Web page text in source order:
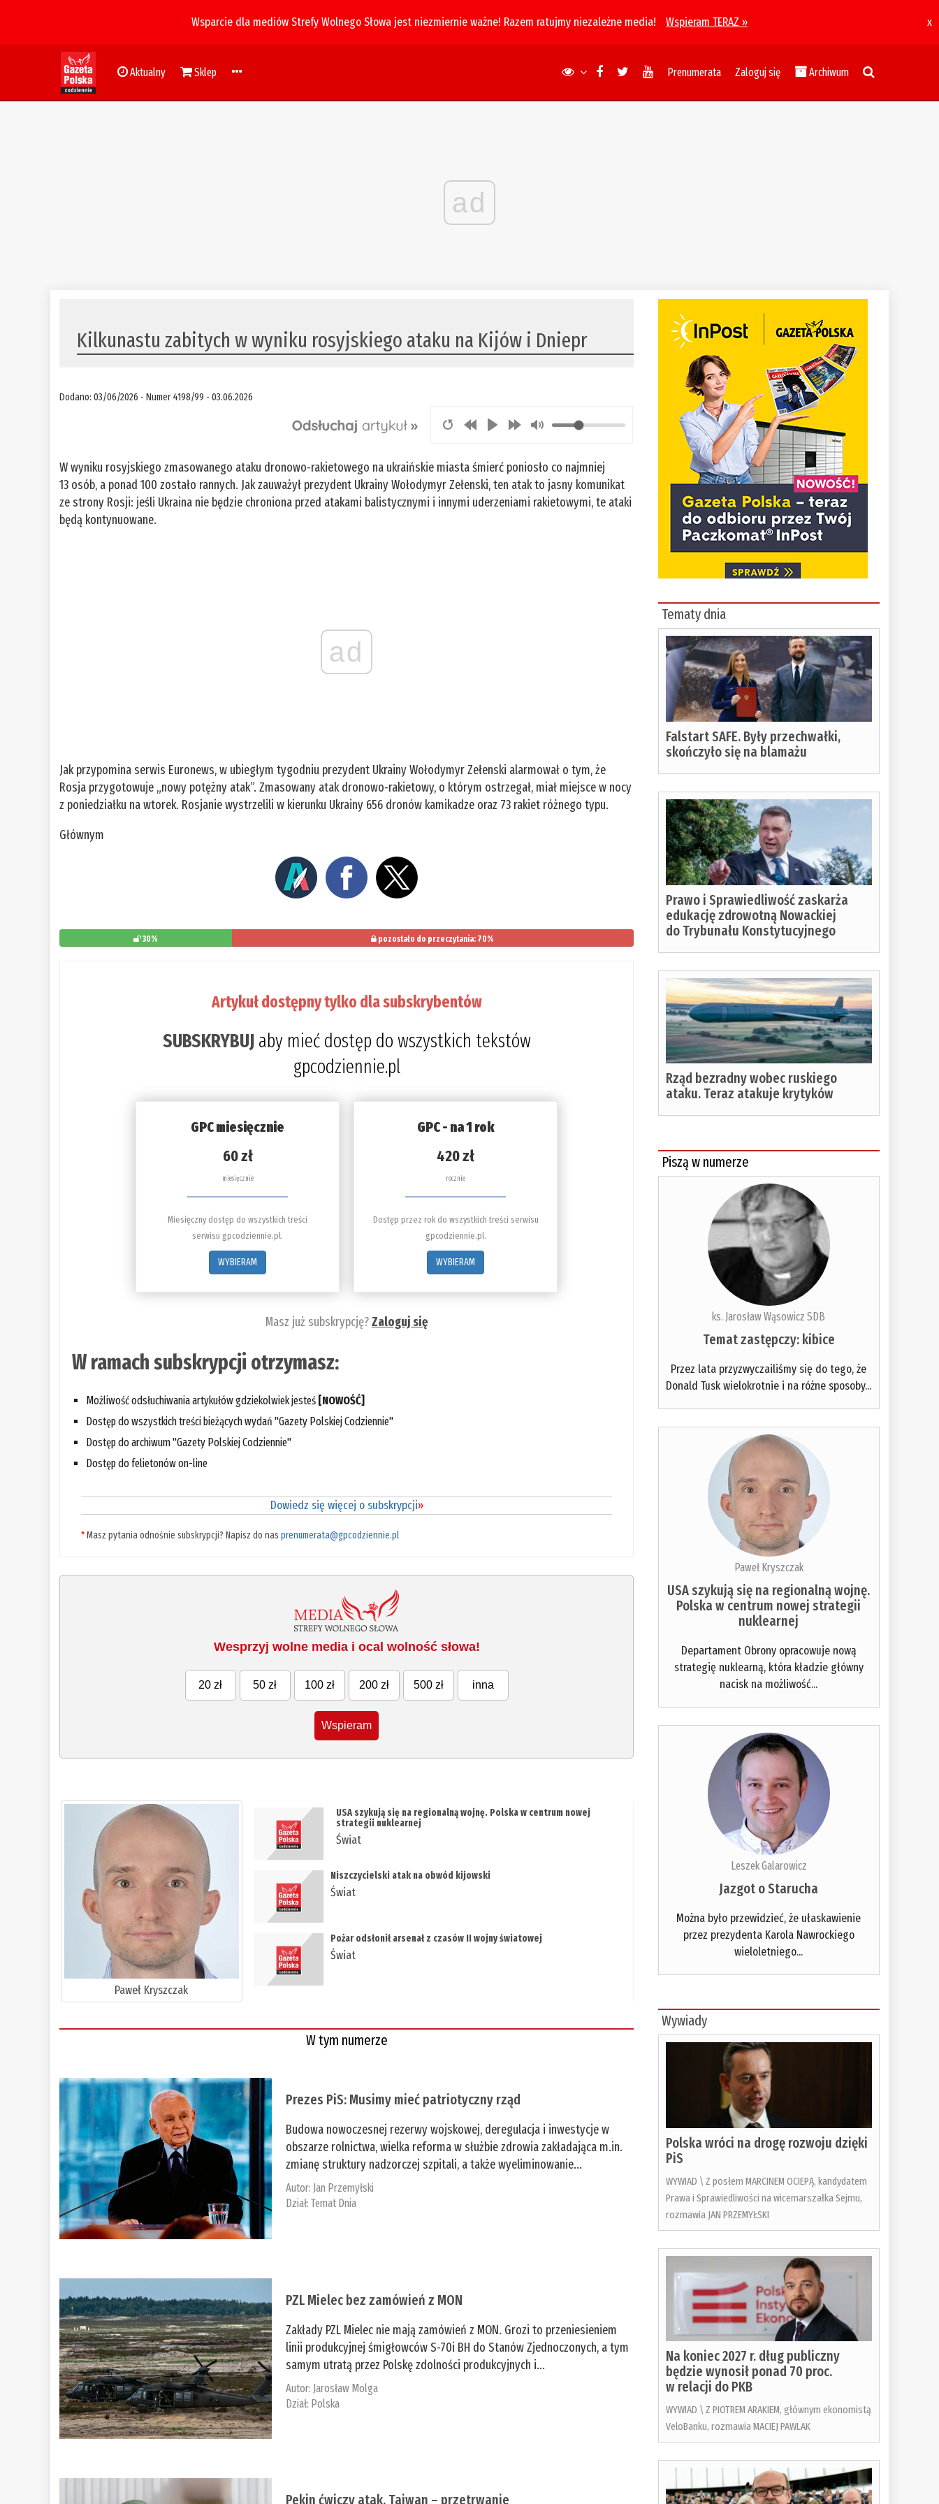
Wsparcie dla mediów Strefy Wolnego Słowa jest niezmiernie ważne! Razem ratujmy niezależne media! Wspieram TERAZ » x
Aktualny Sklep Prenumerata Zaloguj się Archiwum
ad
Kilkunastu zabitych w wyniku rosyjskiego ataku na Kijów i Dniepr
Dodano: 03/06/2026 - Numer 4198/99 - 03.06.2026
W wyniku rosyjskiego zmasowanego ataku dronowo-rakietowego na ukraińskie miasta śmierć poniosło co najmniej
13 osób, a ponad 100 zostało rannych. Jak zauważył prezydent Ukrainy Wołodymyr Zełenski, ten atak to jasny komunikat
ze strony Rosji: jeśli Ukraina nie będzie chroniona przed atakami balistycznymi i innymi uderzeniami rakietowymi, te ataki
będą kontynuowane.
ad
Jak przypomina serwis Euronews, w ubiegłym tygodniu prezydent Ukrainy Wołodymyr Zełenski alarmował o tym, że
Rosja przygotowuje „nowy potężny atak”. Zmasowany atak dronowo-rakietowy, o którym ostrzegał, miał miejsce w nocy
z poniedziałku na wtorek. Rosjanie wystrzelili w kierunku Ukrainy 656 dronów kamikadze oraz 73 rakiet różnego typu.
Głównym
30% pozostało do przeczytania: 70%
Artykuł dostępny tylko dla subskrybentów
SUBSKRYBUJaby mieć dostęp do wszystkich tekstów
gpcodziennie.pl
GPC miesięcznie
60 zł
miesięcznie
Miesięczny dostęp do wszystkich treści
serwisu gpcodziennie.pl.
WYBIERAM
GPC - na 1 rok
420 zł
rocznie
Dostęp przez rok do wszystkich treści serwisu
gpcodziennie.pl.
WYBIERAM
Masz już subskrypcję?Zaloguj się
W ramach subskrypcji otrzymasz:
Możliwość odsłuchiwania artykułów gdziekolwiek jesteś [NOWOŚĆ]
Dostęp do wszystkich treści bieżących wydań "Gazety Polskiej Codziennie"
Dostęp do archiwum "Gazety Polskiej Codziennie"
Dostęp do felietonów on-line
Dowiedz się więcej o subskrypcji»
*Masz pytania odnośnie subskrypcji? Napisz do nasprenumerata@gpcodziennie.pl
Wesprzyj wolne media i ocal wolność słowa!
20 zł 50 zł 100 zł 200 zł 500 zł inna
Wspieram
Paweł Kryszczak
USA szykują się na regionalną wojnę. Polska w centrum nowej
strategii nuklearnej
Świat
Niszczycielski atak na obwód kijowski
Świat
Pożar odsłonił arsenał z czasów II wojny światowej
Świat
W tym numerze
Prezes PiS: Musimy mieć patriotyczny rząd
Budowa nowoczesnej rezerwy wojskowej, deregulacja i inwestycje w
obszarze rolnictwa, wielka reforma w służbie zdrowia zakładająca m.in.
zmianę struktury nadzorczej szpitali, a także wyeliminowanie...
Autor: Jan Przemyłski
Dział:Temat Dnia
PZL Mielec bez zamówień z MON
Zakłady PZL Mielec nie mają zamówień z MON. Grozi to przeniesieniem
linii produkcyjnej śmigłowców S-70i BH do Stanów Zjednoczonych, a tym
samym utratą przez Polskę zdolności produkcyjnych i...
Autor: Jarosław Molga
Dział: Polska
Pekin ćwiczy atak, Tajwan – przetrwanie
Tematy dnia
Falstart SAFE. Były przechwałki,
skończyło się na blamażu
Prawo i Sprawiedliwość zaskarża
edukację zdrowotną Nowackiej
do Trybunału Konstytucyjnego
Rząd bezradny wobec ruskiego
ataku. Teraz atakuje krytyków
Piszą w numerze
ks. Jarosław Wąsowicz SDB
Temat zastępczy: kibice
Przez lata przyzwyczailiśmy się do tego, że
Donald Tusk wielokrotnie i na różne sposoby...
Paweł Kryszczak
USA szykują się na regionalną wojnę.
Polska w centrum nowej strategii
nuklearnej
Departament Obrony opracowuje nową
strategię nuklearną, która kładzie główny
nacisk na możliwość...
Leszek Galarowicz
Jazgot o Starucha
Można było przewidzieć, że ułaskawienie
przez prezydenta Karola Nawrockiego
wieloletniego...
Wywiady
Polska wróci na drogę rozwoju dzięki
PiS
WYWIAD \ Z posłem MARCINEM OCIEPĄ, kandydatem
Prawa i Sprawiedliwości na wicemarszałka Sejmu,
rozmawia JAN PRZEMYŁSKI
Na koniec 2027 r. dług publiczny
będzie wynosił ponad 70 proc.
w relacji do PKB
WYWIAD \ Z PIOTREM ARAKIEM, głównym ekonomistą
VeloBanku, rozmawia MACIEJ PAWLAK